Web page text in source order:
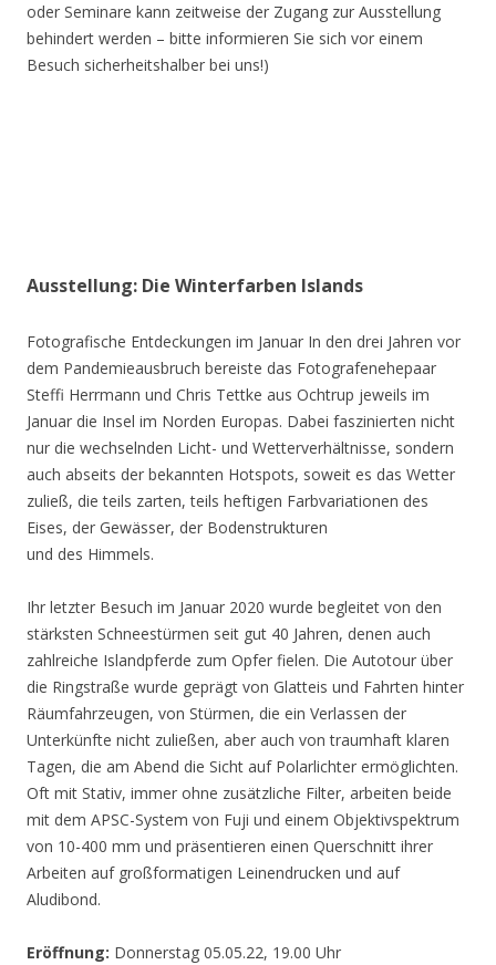
oder Seminare kann zeitweise der Zugang zur Ausstellung
behindert werden – bitte informieren Sie sich vor einem
Besuch sicherheitshalber bei uns!)
Ausstellung: Die Winterfarben Islands
Fotografische Entdeckungen im Januar In den drei Jahren vor
dem Pandemieausbruch bereiste das Fotografenehepaar
Steffi Herrmann und Chris Tettke aus Ochtrup jeweils im
Januar die Insel im Norden Europas. Dabei faszinierten nicht
nur die wechselnden Licht- und Wetterverhältnisse, sondern
auch abseits der bekannten Hotspots, soweit es das Wetter
zuließ, die teils zarten, teils heftigen Farbvariationen des
Eises, der Gewässer, der Bodenstrukturen
und des Himmels.
Ihr letzter Besuch im Januar 2020 wurde begleitet von den
stärksten Schneestürmen seit gut 40 Jahren, denen auch
zahlreiche Islandpferde zum Opfer fielen. Die Autotour über
die Ringstraße wurde geprägt von Glatteis und Fahrten hinter
Räumfahrzeugen, von Stürmen, die ein Verlassen der
Unterkünfte nicht zuließen, aber auch von traumhaft klaren
Tagen, die am Abend die Sicht auf Polarlichter ermöglichten.
Oft mit Stativ, immer ohne zusätzliche Filter, arbeiten beide
mit dem APSC-System von Fuji und einem Objektivspektrum
von 10-400 mm und präsentieren einen Querschnitt ihrer
Arbeiten auf großformatigen Leinendrucken und auf
Aludibond.
Eröffnung: Donnerstag 05.05.22, 19.00 Uhr